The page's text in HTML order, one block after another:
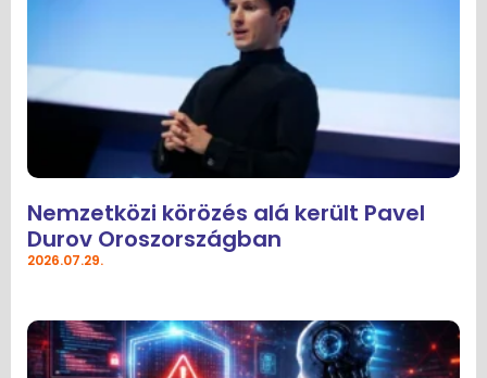
Nemzetközi körözés alá került Pavel
Durov Oroszországban
2026.07.29.